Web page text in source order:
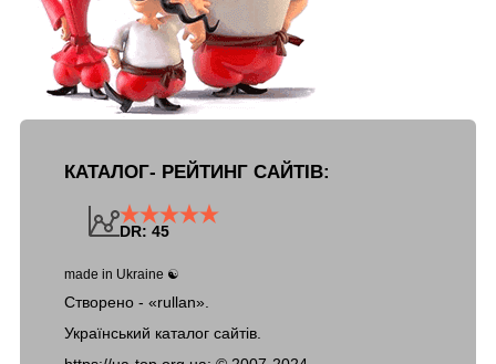
КАТАЛОГ- РЕЙТИНГ САЙТІВ:
DR: 45
made in Ukraine ☯
Створено - «rullan».
Український каталог сайтів.